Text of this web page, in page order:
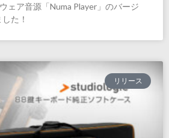
ェア音源「Numa Player」のバージ
た！
リリース